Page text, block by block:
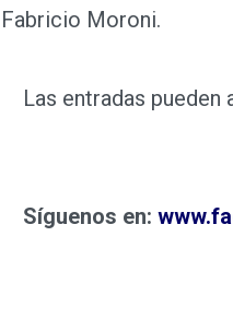
Fabricio Moroni.
Las entradas pueden
Síguenos en: